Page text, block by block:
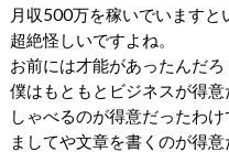
月収500万を稼いでいますと
超絶怪しいですよね。
お前には才能があったんだろ
僕はもともとビジネスが得意
しゃべるのが得意だったわけ
ましてや文章を書くのが得